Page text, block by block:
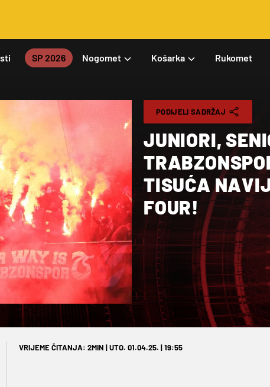
SP 2026 Nogomet Košarka Rukomet
PODIJELI SADRŽAJ
JUNIORI,
TISUĆA
FOUR!
VRIJEME ČITANJA: 2MIN | UTO. 01.04.25. | 19:55